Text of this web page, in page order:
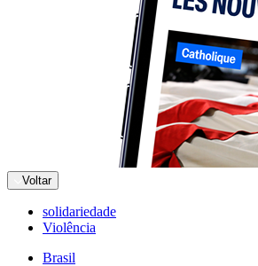
Voltar
solidariedade
Violência
Brasil